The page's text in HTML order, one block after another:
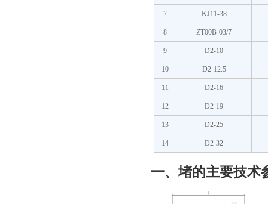
7 KJ11-38
8 ZT00B-03/7
9 D2-10
10 D2-12.5
11 D2-16
12 D2-19
13 D2-25
14 D2-32
一、堵的主要技术